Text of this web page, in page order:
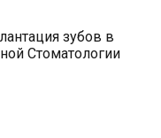
зубов в
Стоматологии